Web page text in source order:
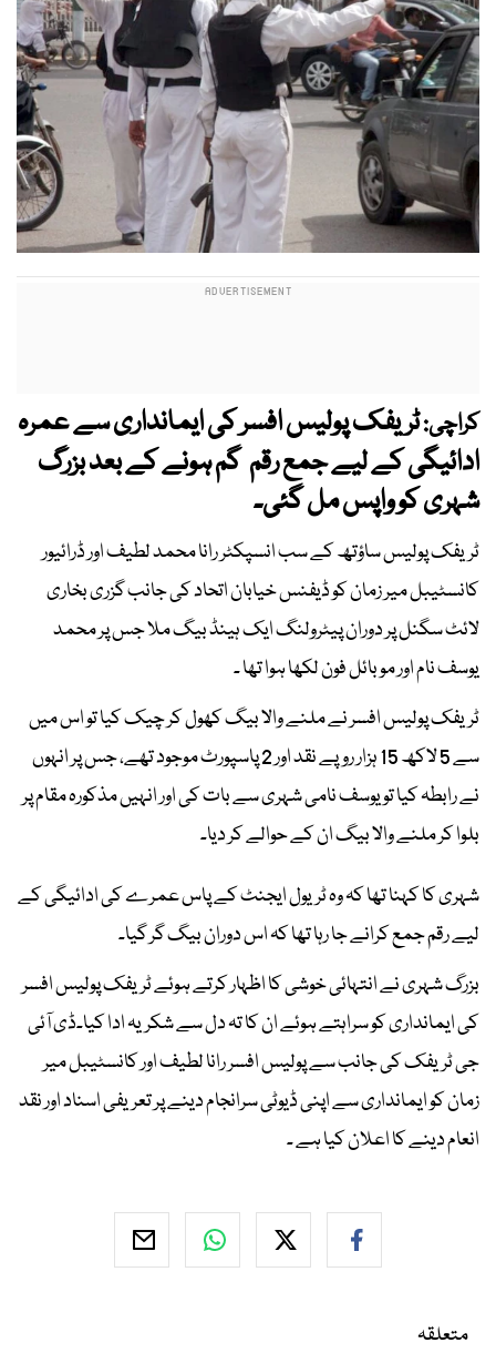
کراچی:ٹریفک پولیس افسر کی ایمانداری سے عمرہ
ادائیگی کے لیے جمع رقم گم ہونے کے بعد بزرگ
شہری کو واپس مل گئی۔
ٹریفک پولیس ساؤتھ کے سب انسپکٹر رانا محمد لطیف اور ڈرائیور
کانسٹیبل میر زمان کو ڈیفنس خیابان اتحاد کی جانب گزری بخاری
لائٹ سگنل پر دوران پیٹرولنگ ایک ہینڈ بیگ ملا جس پر محمد
یوسف نام اور موبائل فون لکھا ہوا تھا ۔
ٹریفک پولیس افسر نے ملنے والا بیگ کھول کر چیک کیا تو اس میں
سے 5 لاکھ 15 ہزار روپے نقد اور 2 پاسپورٹ موجود تھے، جس پر انہوں
نے رابطہ کیا تو یوسف نامی شہری سے بات کی اور انہیں مذکورہ مقام پر
بلوا کر ملنے والا بیگ ان کے حوالے کر دیا۔
شہری کا کہنا تھا کہ وہ ٹریول ایجنٹ کے پاس عمرے کی ادائیگی کے
لیے رقم جمع کرانے جا رہا تھا کہ اس دوران بیگ گر گیا۔
بزرگ شہری نے انتہائی خوشی کا اظہار کرتے ہوئے ٹریفک پولیس افسر
کی ایمانداری کو سراہتے ہوئے ان کا تہ دل سے شکریہ ادا کیا۔ڈی آئی
جی ٹریفک کی جانب سے پولیس افسر رانا لطیف اور کانسٹیبل میر
زمان کو ایمانداری سے اپنی ڈیوٹی سرانجام دینے پر تعریفی اسناد اور نقد
انعام دینے کا اعلان کیا ہے ۔
متعلقہ